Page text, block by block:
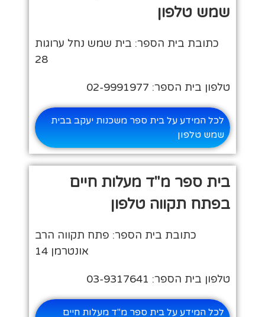
שמש טלפון
כתובת בית הספר: בית שמש נחל ערוגות
28
טלפון בית הספר: 02-9991977
לכל המידע על בית ספר משכנות יעקב בבית
שמש טלפון
בית ספר מ"ד מעלות חיים
בפתח תקווה טלפון
כתובת בית הספר: פתח תקווה הרב
אונטרמן 14
טלפון בית הספר: 03-9317641
לכל המידע על בית ספר מ"ד מעלות חיים